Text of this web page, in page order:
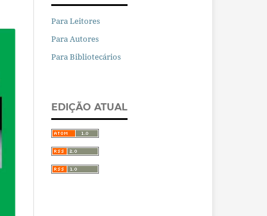
Para Leitores
Para Autores
Para Bibliotecários
EDIÇÃO ATUAL